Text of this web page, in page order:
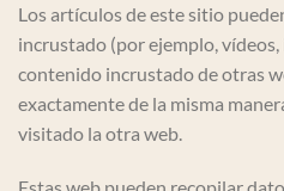
Los artículos de este sitio
incrustado (por ejemplo, vídeos,
contenido incrustado de otras
exactamente de la misma
visitado la otra web.